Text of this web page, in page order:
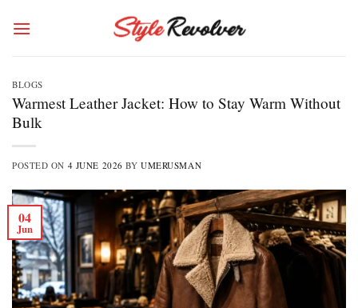
BLOGS
Warmest Leather Jacket: How to Stay Warm Without
Bulk
POSTED ON 4 JUNE 2026 BYUMERUSMAN
04
Jun